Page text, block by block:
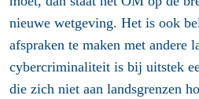
nieuwe wetgeving. Het is ook
afspraken te maken met andere
cybercriminaliteit is bij uitstek
die zich niet aan landsgrenzen